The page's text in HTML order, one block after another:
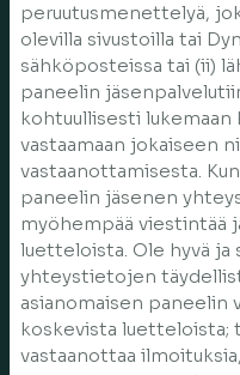
peruutusmenettelyä,
olevilla sivustoilla tai
sähköposteissa tai (ii)
paneelin
kohtuullisesti
vastaamaan jokaiseen
vastaanottamisesta.
paneelin jäsenen
myöhempää viestintää
luetteloista. Ole hyvä ja
yhteystietojen
asianomaisen
koskevista luetteloista;
vastaanottaa